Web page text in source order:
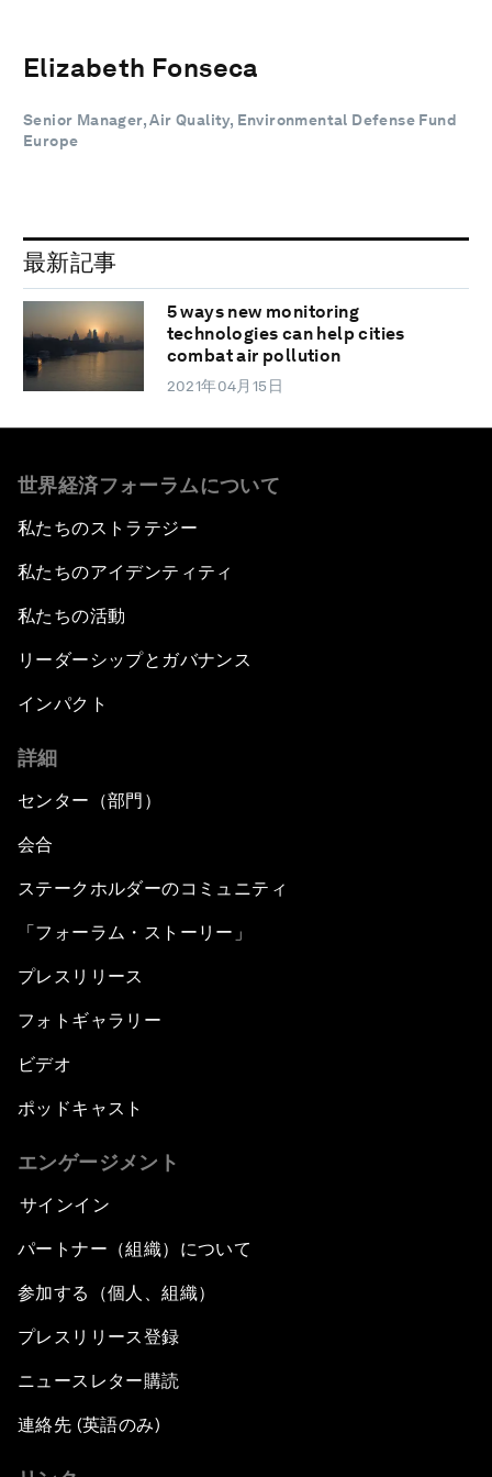
Elizabeth Fonseca
Senior Manager, Air Quality, Environmental Defense Fund
Europe
最新記事
5 ways new monitoring
technologies can help cities
combat air pollution
2021年04月15日
世界経済フォーラムについて
私たちのストラテジー
私たちのアイデンティティ
私たちの活動
リーダーシップとガバナンス
インパクト
詳細
センター（部門）
会合
ステークホルダーのコミュニティ
「フォーラム・ストーリー」
プレスリリース
フォトギャラリー
ビデオ
ポッドキャスト
エンゲージメント
サインイン
パートナー（組織）について
参加する（個人、組織）
プレスリリース登録
ニュースレター購読
連絡先 (英語のみ)